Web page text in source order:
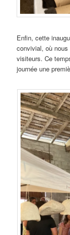
Enfin, cette
convivial, où
visiteurs. Ce
journée une